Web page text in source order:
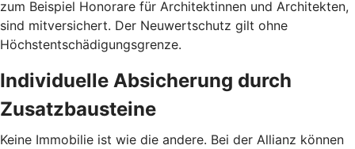
zum Beispiel Honorare für Architektinnen und Architekten,
sind mitversichert. Der Neuwertschutz gilt ohne
Höchstentschädigungsgrenze.
Individuelle Absicherung durch
Zusatzbausteine
Keine Immobilie ist wie die andere. Bei der Allianz können